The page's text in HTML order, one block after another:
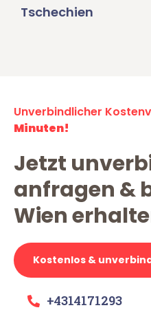
Tschechien
Unverbindlicher
Minuten!
Jetzt
anfragen &
Wien
Kostenlos &
+4314171293